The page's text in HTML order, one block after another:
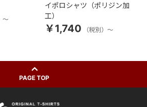
～
イポロシャツ（ポリジン加
工）
￥1,740 （税別）～
PAGE TOP